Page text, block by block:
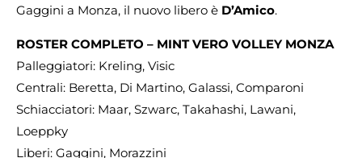
Gaggini a Monza, il nuovo libero è D’Amico.
ROSTER COMPLETO – MINT VERO VOLLEY MONZA
Palleggiatori: Kreling, Visic
Centrali: Beretta, Di Martino, Galassi, Comparoni
Schiacciatori: Maar, Szwarc, Takahashi, Lawani,
Loeppky
Liberi: Gaggini, Morazzini